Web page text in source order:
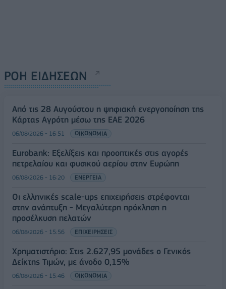
ΡΟΗ ΕΙΔΗΣΕΩΝ
Από τις 28 Αυγούστου η ψηφιακή ενεργοποίηση της
Κάρτας Αγρότη μέσω της ΕΑΕ 2026
06/08/2026 - 16:51 ΟΙΚΟΝΟΜΙΑ
Eurobank: Εξελίξεις και προοπτικές στις αγορές
πετρελαίου και φυσικού αερίου στην Ευρώπη
06/08/2026 - 16:20 ΕΝΕΡΓΕΙΑ
Οι ελληνικές scale-ups επιχειρήσεις στρέφονται
στην ανάπτυξη - Μεγαλύτερη πρόκληση η
προσέλκυση πελατών
06/08/2026 - 15:56 ΕΠΙΧΕΙΡΗΣΕΙΣ
Χρηματιστήριο: Στις 2.627,95 μονάδες ο Γενικός
Δείκτης Τιμών, με άνοδο 0,15%
06/08/2026 - 15:46 ΟΙΚΟΝΟΜΙΑ